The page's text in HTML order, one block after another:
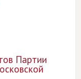
Партии